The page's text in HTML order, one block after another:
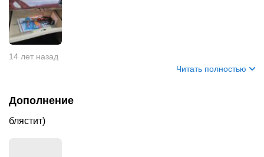
14 лет назад
Читать полностью
Дополнение
блястит)